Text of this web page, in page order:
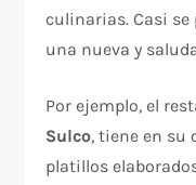
culinarias. Casi se
una nueva y
Por ejemplo, el
Sulco, tiene en su
platillos